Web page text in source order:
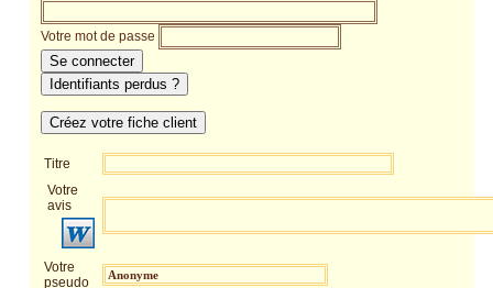
Votre mot de passe
Se connecter
Identifiants perdus ?
Créez votre fiche client
Titre
Votre
avis
Votre
pseudo